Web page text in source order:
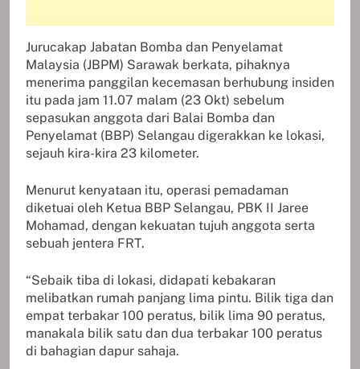
Jurucakap Jabatan Bomba dan Penyelamat
Malaysia (JBPM) Sarawak berkata, pihaknya
menerima panggilan kecemasan berhubung insiden
itu pada jam 11.07 malam (23 Okt) sebelum
sepasukan anggota dari Balai Bomba dan
Penyelamat (BBP) Selangau digerakkan ke lokasi,
sejauh kira-kira 23 kilometer.
Menurut kenyataan itu, operasi pemadaman
diketuai oleh Ketua BBP Selangau, PBK II Jaree
Mohamad, dengan kekuatan tujuh anggota serta
sebuah jentera FRT.
“Sebaik tiba di lokasi, didapati kebakaran
melibatkan rumah panjang lima pintu. Bilik tiga dan
empat terbakar 100 peratus, bilik lima 90 peratus,
manakala bilik satu dan dua terbakar 100 peratus
di bahagian dapur sahaja.